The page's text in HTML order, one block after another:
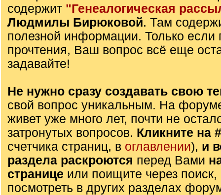
содержит "Генеалогическая
Людмилы Бирюковой. Там
полезной информации. Только если
прочтения, Ваш вопрос всё еще
задавайте!
Не нужно сразу создавать свою
свой вопрос уникальным. На
живет уже много лет, почти не
затронутых вопросов. Кликните на
счетчика страниц, в оглавлении), и
раздела раскроются перед Вами
странице или поищите через
посмотреть в других разделах